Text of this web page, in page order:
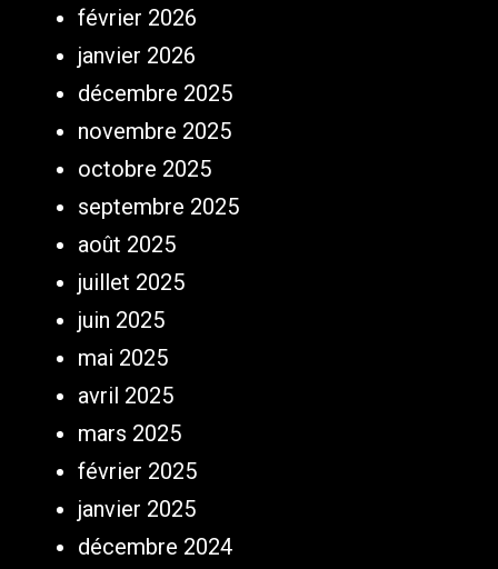
février 2026
janvier 2026
décembre 2025
novembre 2025
octobre 2025
septembre 2025
août 2025
juillet 2025
juin 2025
mai 2025
avril 2025
mars 2025
février 2025
janvier 2025
décembre 2024